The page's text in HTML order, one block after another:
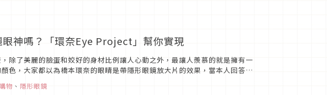
神嗎？「環奈Eye Project」幫你實現
除了美麗的臉蛋和姣好的身材比例讓人心動之外，最讓人羨慕的就是擁有一
色，大家都以為橋本環奈的眼睛是帶隱形眼鏡放大片的效果，當本人回答是
購物 、 隱形眼鏡